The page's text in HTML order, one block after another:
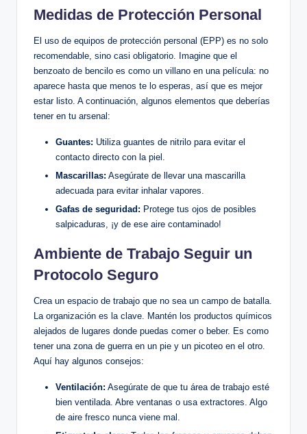
Medidas de Protección Personal
El uso de ⁢equipos de protección ​personal (EPP) es no solo
recomendable, sino casi ⁤obligatorio. Imagine ⁣que el
benzoato ⁣de bencilo es como un villano en ​una película: no
aparece hasta que menos te lo esperas, así que‍ es mejor
estar listo. A⁤ continuación, algunos elementos que deberías
tener ‌en tu arsenal:
Guantes: Utiliza guantes ‌de nitrilo para evitar el
contacto directo con la piel.
Mascarillas: Asegúrate‌ de llevar una mascarilla
adecuada⁢ para ⁤evitar inhalar vapores.
Gafas de seguridad: Protege​ tus ojos de posibles
salpicaduras, ¡y de ese aire contaminado!
Ambiente de Trabajo Seguir un​
Protocolo Seguro
Crea un​ espacio de trabajo que no sea un campo de batalla.
La organización ‍es la clave.⁤ Mantén los productos químicos
alejados de lugares donde puedas‌ comer o beber. Es ‌como‌
tener una zona de guerra en un pie y un picoteo en el otro.
Aquí hay algunos consejos:
Ventilación: Asegúrate de que tu área de trabajo esté
bien ‌ventilada. Abre ventanas o usa ⁣extractores. Algo
‍de aire fresco nunca viene mal.